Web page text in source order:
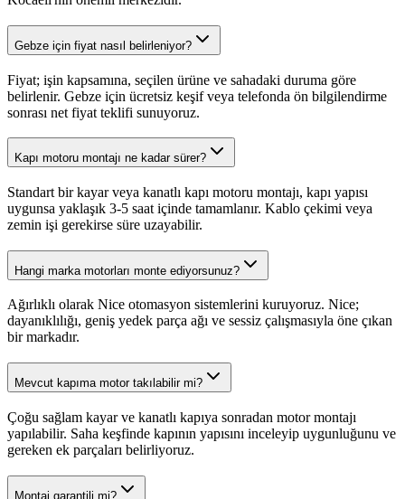
Gebze için fiyat nasıl belirleniyor?
Fiyat; işin kapsamına, seçilen ürüne ve sahadaki duruma göre
belirlenir. Gebze için ücretsiz keşif veya telefonda ön bilgilendirme
sonrası net fiyat teklifi sunuyoruz.
Kapı motoru montajı ne kadar sürer?
Standart bir kayar veya kanatlı kapı motoru montajı, kapı yapısı
uygunsa yaklaşık 3-5 saat içinde tamamlanır. Kablo çekimi veya
zemin işi gerekirse süre uzayabilir.
Hangi marka motorları monte ediyorsunuz?
Ağırlıklı olarak Nice otomasyon sistemlerini kuruyoruz. Nice;
dayanıklılığı, geniş yedek parça ağı ve sessiz çalışmasıyla öne çıkan
bir markadır.
Mevcut kapıma motor takılabilir mi?
Çoğu sağlam kayar ve kanatlı kapıya sonradan motor montajı
yapılabilir. Saha keşfinde kapının yapısını inceleyip uygunluğunu ve
gereken ek parçaları belirliyoruz.
Montaj garantili mi?